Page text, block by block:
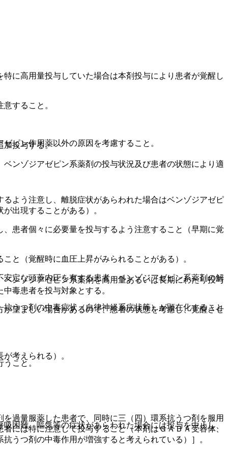
に高用量投与していた場合は本剤投与により患者が覚醒し
すること。
ピン作用薬以外の原因を考慮すること。
よう注意し、離脱症状があらわれた場合はベンゾジアゼピ
出現することがある）。
患者個々に必要量を投与するよう注意すること（早期に覚
と（覚醒時に血圧上昇がみられることがある）。
定な頭蓋内圧を有する患者：ベンゾジアゼピン系薬剤の解
うつ剤の中毒症状（自律神経系症状等）が顕在化すること
考えられる）。
過量服薬した患者で、同時に三（四）環系抗うつ剤を服用
には特に注意して投与すること（本剤はＧＡＢＡ受容体、
うつ剤の中毒作用が増強すると考えられている）］。
加投与する。
ンゾジアゼピン系薬剤の投与状況及び患者の状態により適
ンゾジアゼピン系薬剤を高用量あるいは長期にわたり投与
毒患者を投与対象とする。
望ましい場合があるので、患者の状態を考慮し、覚醒させ
こと。
困難、嘔気等の症状があらわれた場合には投与を中止し、